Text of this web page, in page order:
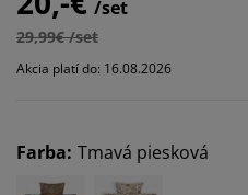
/set
29,99€ /set
Akcia platí do: 16.08.2026
Farba: Tmavá piesková